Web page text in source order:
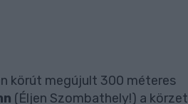
körút megújult 300 méteres
(Éljen Szombathely!) a körzet